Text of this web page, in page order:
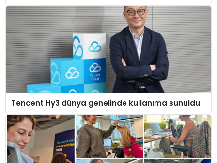
Tencent Hy3 dünya genelinde kullanıma sunuldu